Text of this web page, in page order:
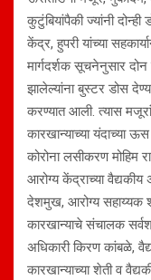
कुटुंबियांपैकी ज्यांनी
केंद्र, हुपरी यांच्या
मार्गदर्शक सूचनेनुसार दोन
झालेल्यांना बुस्टर डोस
करण्यात आली. त्यास
कारखान्याच्या यंदाच्या
कोरोना लसीकरण मोहिम
आरोग्य केंद्राच्या वैद्यकीय
देशमुख, आरोग्य सहाय्यक
कारखान्याचे संचालक
अधिकारी किरण कांबळे,
कारखान्याच्या शेती व